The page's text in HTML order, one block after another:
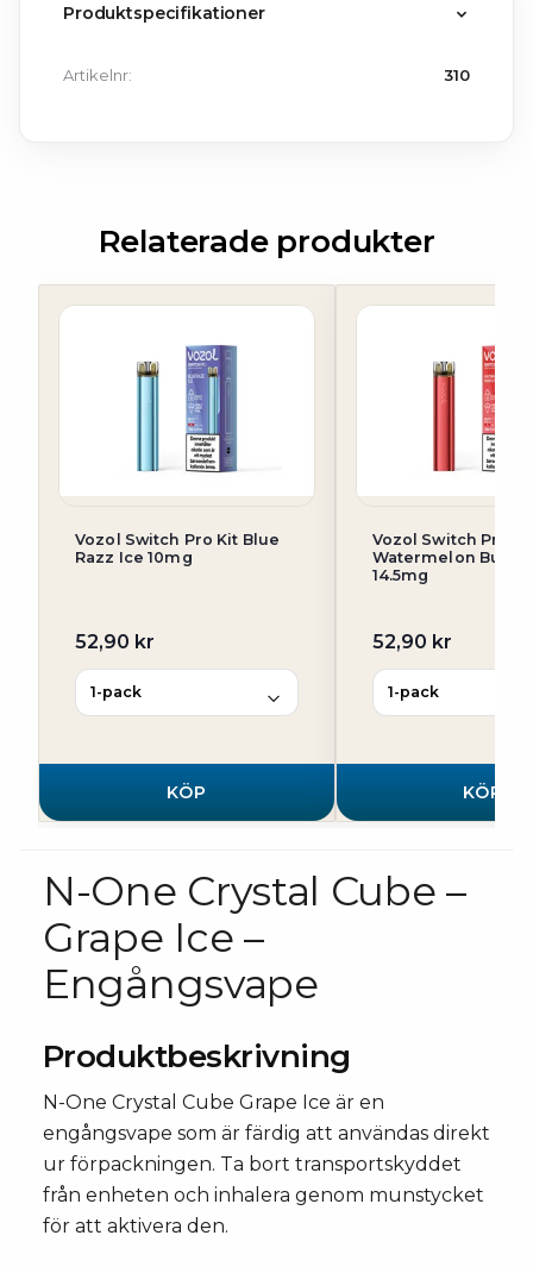
Produktspecifikationer
Artikelnr: 310
Relaterade produkter
Vozol Switch Pro Kit Blue
Razz Ice 10mg
52,90 kr
KÖP
Vozol Switch Pro
Watermelon
14.5mg
52,90 kr
KÖP
N-One Crystal Cube –
Grape Ice –
Engångsvape
Produktbeskrivning
N-One Crystal Cube Grape Ice är en
engångsvape som är färdig att användas direkt
ur förpackningen. Ta bort transportskyddet
från enheten och inhalera genom munstycket
för att aktivera den.